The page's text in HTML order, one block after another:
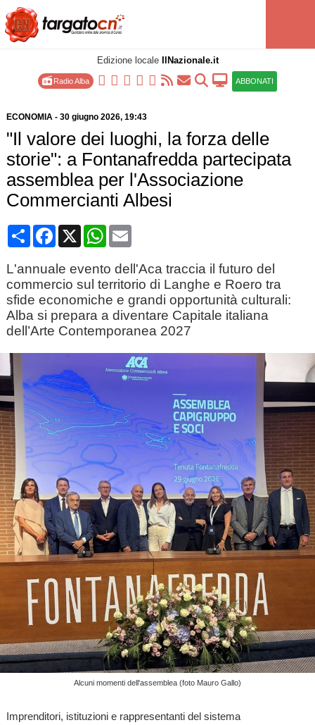
Edizione locale IlNazionale.it
Radio Alba ABBONATI
ECONOMIA- 30 giugno 2026, 19:43
"Il valore dei luoghi, la forza delle
storie": a Fontanafredda partecipata
assemblea per l'Associazione
Commercianti Albesi
CondividiFacebook
X WhatsApp
Email
L'annuale evento dell'Aca traccia il futuro del
commercio sul territorio di Langhe e Roero tra
sfide economiche e grandi opportunità culturali:
Alba si prepara a diventare Capitale italiana
dell’Arte Contemporanea 2027
Alcuni momenti dell'assemblea (foto Mauro Gallo)
Imprenditori, istituzioni e rappresentanti del sistema